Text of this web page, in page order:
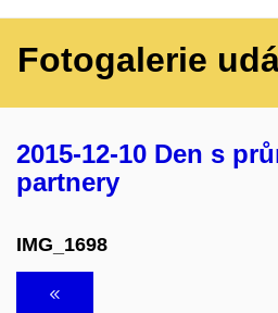
Fotogalerie
2015-12-10 Den s
partnery
IMG_1698